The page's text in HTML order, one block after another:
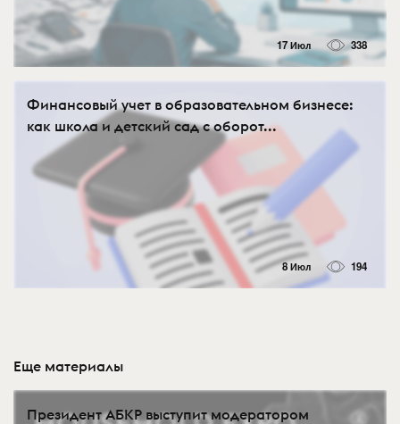
17 Июл 338
Финансовый учет в образовательном бизнесе:
как школа и детский сад с оборот...
8 Июл 194
Еще материалы
Президент АБКР выступит модератором